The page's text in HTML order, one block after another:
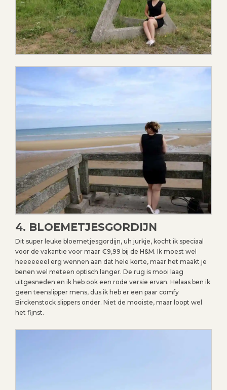
4. BLOEMETJESGORDIJN
Dit super leuke bloemetjesgordijn, uh jurkje, kocht ik speciaal
voor de vakantie voor maar €9,99 bij de H&M. Ik moest wel
heeeeeeel erg wennen aan dat hele korte, maar het maakt je
benen wel meteen optisch langer. De rug is mooi laag
uitgesneden en ik heb ook een rode versie ervan. Helaas ben ik
geen teenslipper mens, dus ik heb er een paar comfy
Birckenstock slippers onder. Niet de mooiste, maar loopt wel
het fijnst.